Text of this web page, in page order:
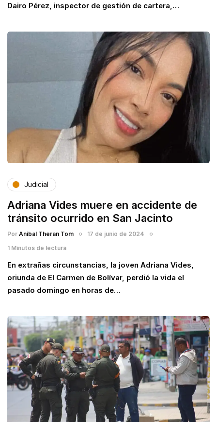
Dairo Pérez, inspector de gestión de cartera,…
Judicial
Adriana Vides muere en accidente de
tránsito ocurrido en San Jacinto
Por Anibal Theran Tom
17 de junio de 2024
1 Minutos de lectura
En extrañas circunstancias, la joven Adriana Vides,
oriunda de El Carmen de Bolívar, perdió la vida el
pasado domingo en horas de…